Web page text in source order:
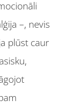
–, nevis
plūst caur